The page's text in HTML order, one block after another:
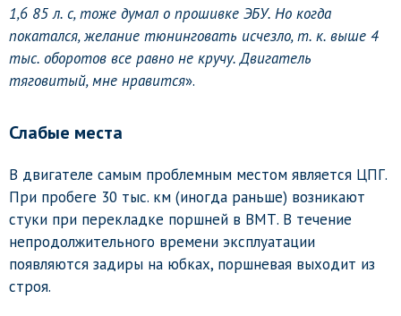
1,6 85 л. с, тоже думал о прошивке ЭБУ. Но когда
покатался, желание тюнинговать исчезло, т. к. выше 4
тыс. оборотов все равно не кручу. Двигатель
тяговитый, мне нравится».
Слабые места
В двигателе самым проблемным местом является ЦПГ.
При пробеге 30 тыс. км (иногда раньше) возникают
стуки при перекладке поршней в ВМТ. В течение
непродолжительного времени эксплуатации
появляются задиры на юбках, поршневая выходит из
строя.